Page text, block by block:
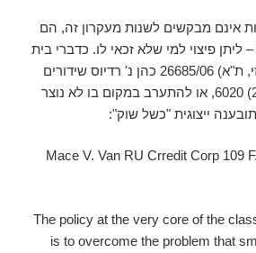
אינם מבקשים לשנות מעקרון זה, הם
פיצוי למי שלא זכאי לו. כדברי בית
המשפט בבש"א (מחוזי, ת"א) 26685/06 כהן נ' רדיוס שידורים
בע"מ, תק- מח 2009(2) 6020, או להתערב במקום בו לא נוצר
ייצוגית "כשל שוק":
Mace V. Van RU Crredit Corp 109
"The policy at the very core of the
is to overcome the problem that